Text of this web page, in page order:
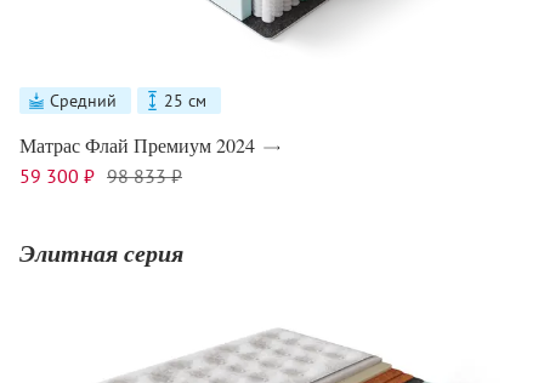
Средний 25 см
Матрас Флай Премиум 2024
59 300 ₽ 98 833 ₽
Элитная серия